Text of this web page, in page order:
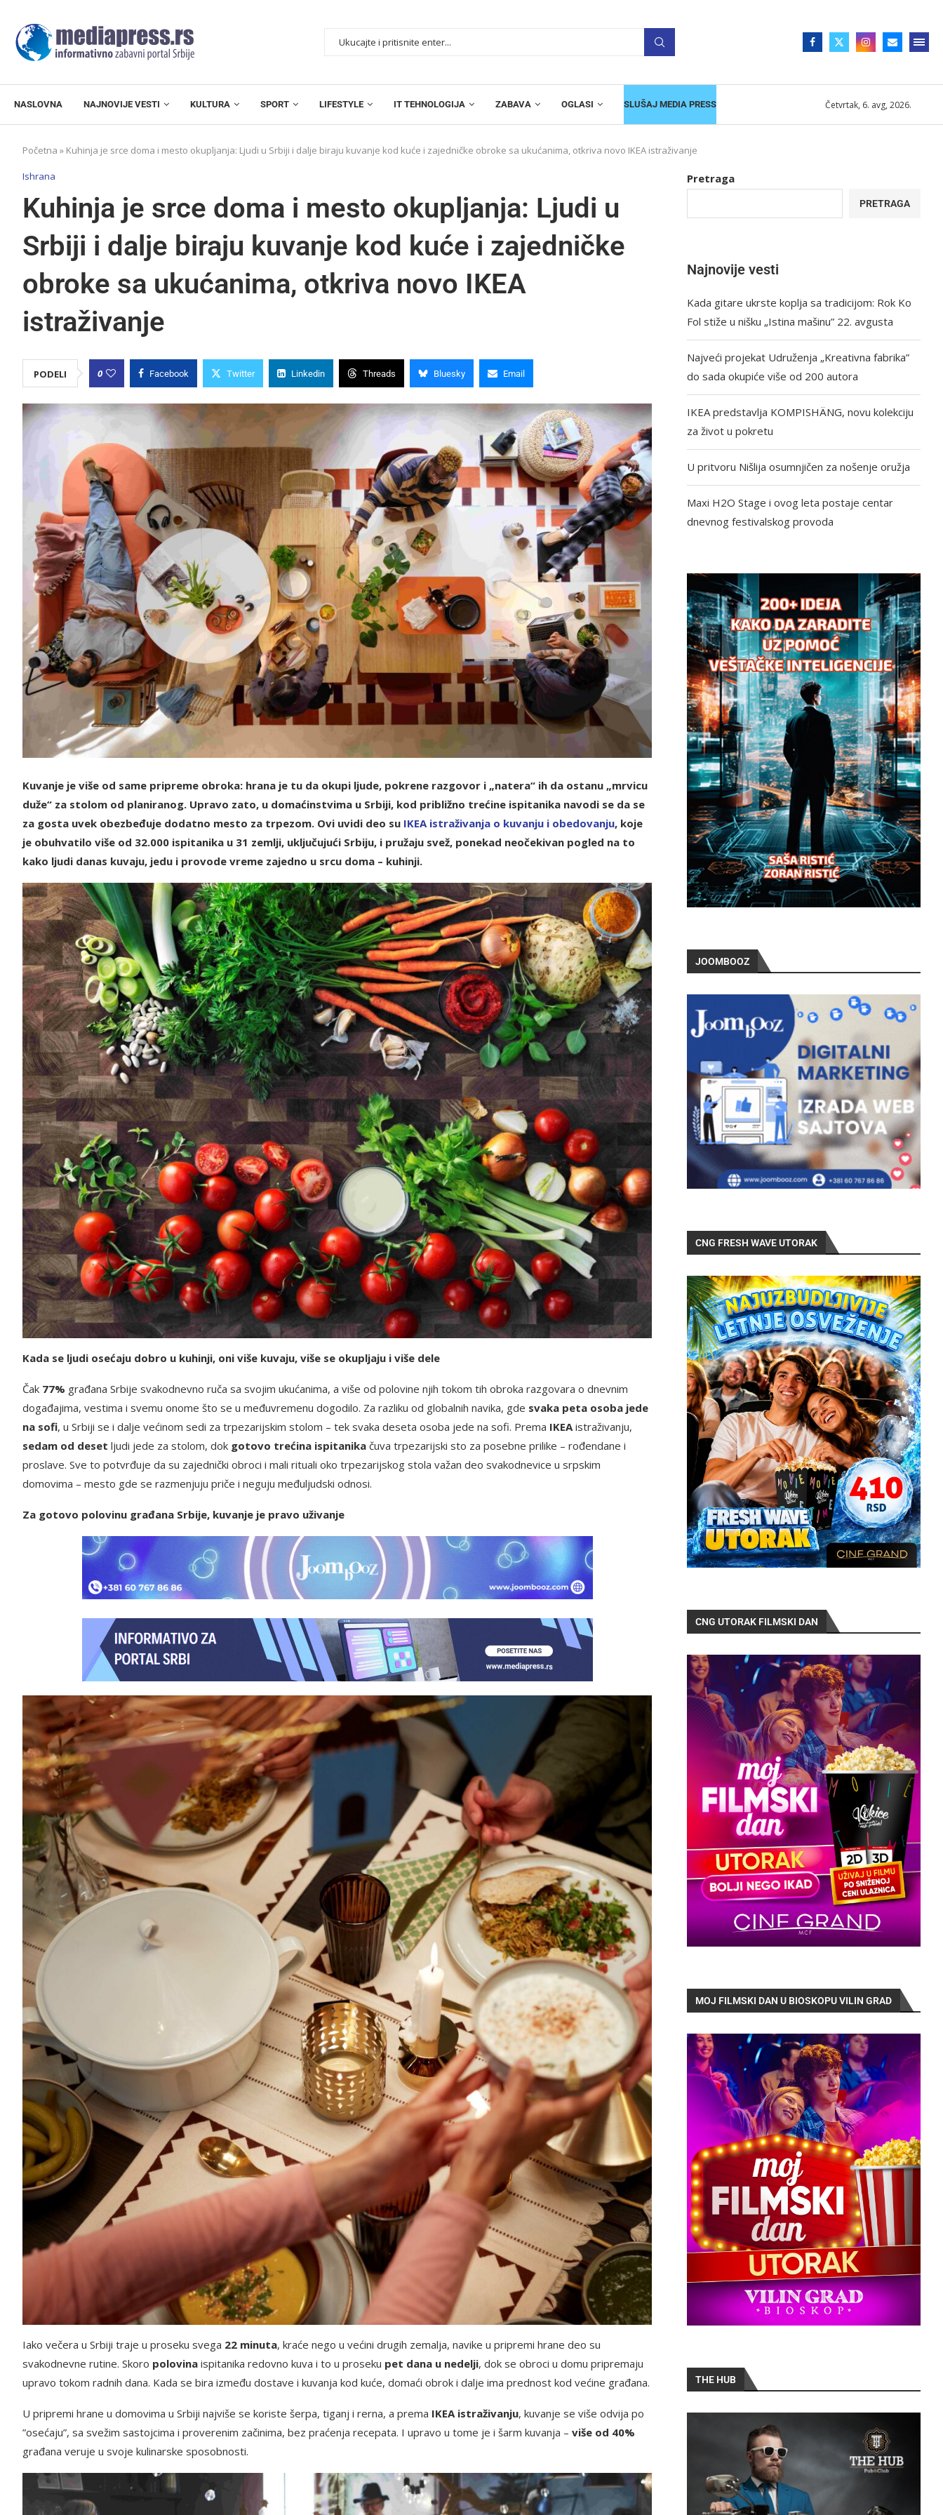
NASLOVNA NAJNOVIJE VESTI KULTURA SPORT LIFESTYLE IT TEHNOLOGIJA ZABAVA OGLASI SLUŠAJ MEDIA PRESS Četvrtak, 6. avg, 2026.
Početna » Kuhinja je srce doma i mesto okupljanja: Ljudi u Srbiji i dalje biraju kuvanje kod kuće i zajedničke obroke sa ukućanima, otkriva novo IKEA istraživanje
Ishrana
Kuhinja je srce doma i mesto okupljanja: Ljudi u
Srbiji i dalje biraju kuvanje kod kuće i zajedničke
obroke sa ukućanima, otkriva novo IKEA
istraživanje
PODELI 0 Facebook Twitter Linkedin Threads Bluesky Email
Kuvanje je više od same pripreme obroka: hrana je tu da okupi ljude, pokrene razgovor i „natera“ ih da ostanu „mrvicu
duže“ za stolom od planiranog. Upravo zato, u domaćinstvima u Srbiji, kod približno trećine ispitanika navodi se da se
za gosta uvek obezbeđuje dodatno mesto za trpezom. Ovi uvidi deo su IKEA istraživanja o kuvanju i obedovanju, koje
je obuhvatilo više od 32.000 ispitanika u 31 zemlji, uključujući Srbiju, i pružaju svež, ponekad neočekivan pogled na to
kako ljudi danas kuvaju, jedu i provode vreme zajedno u srcu doma – kuhinji.
Kada se ljudi osećaju dobro u kuhinji, oni više kuvaju, više se okupljaju i više dele
Čak 77% građana Srbije svakodnevno ruča sa svojim ukućanima, a više od polovine njih tokom tih obroka razgovara o dnevnim
događajima, vestima i svemu onome što se u međuvremenu dogodilo. Za razliku od globalnih navika, gde svaka peta osoba jede
na sofi, u Srbiji se i dalje većinom sedi za trpezarijskim stolom – tek svaka deseta osoba jede na sofi. Prema IKEA istraživanju,
sedam od deset ljudi jede za stolom, dok gotovo trećina ispitanika čuva trpezarijski sto za posebne prilike – rođendane i
proslave. Sve to potvrđuje da su zajednički obroci i mali rituali oko trpezarijskog stola važan deo svakodnevice u srpskim
domovima – mesto gde se razmenjuju priče i neguju međuljudski odnosi.
Za gotovo polovinu građana Srbije, kuvanje je pravo uživanje
Iako večera u Srbiji traje u proseku svega 22 minuta, kraće nego u većini drugih zemalja, navike u pripremi hrane deo su
svakodnevne rutine. Skoro polovina ispitanika redovno kuva i to u proseku pet dana u nedelji, dok se obroci u domu pripremaju
upravo tokom radnih dana. Kada se bira između dostave i kuvanja kod kuće, domaći obrok i dalje ima prednost kod većine građana.
U pripremi hrane u domovima u Srbiji najviše se koriste šerpa, tiganj i rerna, a prema IKEA istraživanju, kuvanje se više odvija po
”osećaju”, sa svežim sastojcima i proverenim začinima, bez praćenja recepata. I upravo u tome je i šarm kuvanja – više od 40%
građana veruje u svoje kulinarske sposobnosti.
Pretraga
PRETRAGA
Najnovije vesti
Kada gitare ukrste koplja sa tradicijom: Rok Ko
Fol stiže u nišku „Istina mašinu” 22. avgusta
Najveći projekat Udruženja „Kreativna fabrika”
do sada okupiće više od 200 autora
IKEA predstavlja KOMPISHÄNG, novu kolekciju
za život u pokretu
U pritvoru Nišlija osumnjičen za nošenje oružja
Maxi H2O Stage i ovog leta postaje centar
dnevnog festivalskog provoda
JOOMBOOZ
CNG FRESH WAVE UTORAK
CNG UTORAK FILMSKI DAN
MOJ FILMSKI DAN U BIOSKOPU VILIN GRAD
THE HUB